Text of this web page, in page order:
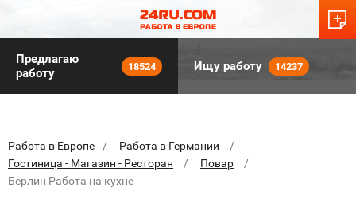
Предлагаю
работу
18524 Ищу работу 14237
Работа в Европе
Работа в Германии
Гостиница - Магазин - Ресторан
Повар
Берлин Работа на кухне